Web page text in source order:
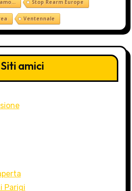
Stop Rearm Europe
Ventennale
Siti amici
Parigi